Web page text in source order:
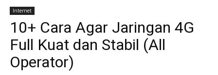
Internet
10+ Cara Agar Jaringan 4G
Full Kuat dan Stabil (All
Operator)